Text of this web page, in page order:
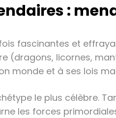
:
fascinantes et
(dragons, licornes,
monde et à ses lois
le plus célèbre.
les forces